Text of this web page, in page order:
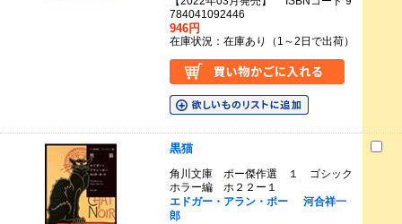
784041092446
946円
在庫状況：在庫あり（1～2日で出荷）
黒猫
角川文庫 ポー傑作選 １ ゴシック
ホラー編 ホ２２ー１
エドガー・アラン・ポー
河合祥一
郎